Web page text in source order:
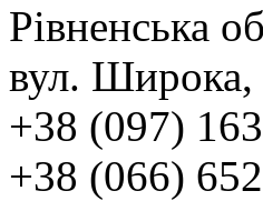
Рівненська
вул. Широка,
+38 (097)
+38 (066)